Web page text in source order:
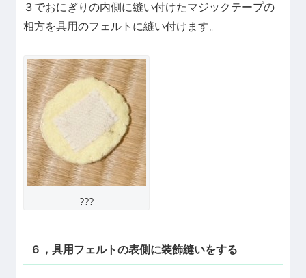
３でおにぎりの内側に縫い付けたマジックテープの
相方を具用のフェルトに縫い付けます。
???
６，具用フェルトの表側に装飾縫いをする